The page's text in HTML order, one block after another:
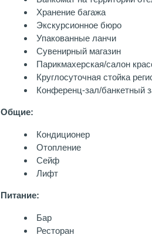
Хранение багажа
Экскурсионное бюро
Упакованные ланчи
Сувенирный магазин
Парикмахерская/салон
Круглосуточная стойка
Конференц-зал/банкетный
Общие:
Кондиционер
Отопление
Сейф
Лифт
Питание:
Бар
Ресторан